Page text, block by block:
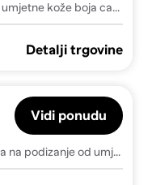
Masažni naslonjač na podizanje od umjetne kože boja cappuccina
Detalji trgovine
Masažni naslonjač - Masažna fotelja na podizanje od umjetne kože boja cappuccina - Boja cappuccina 1 Ručno guranje unatrag Da
Vidi ponudu